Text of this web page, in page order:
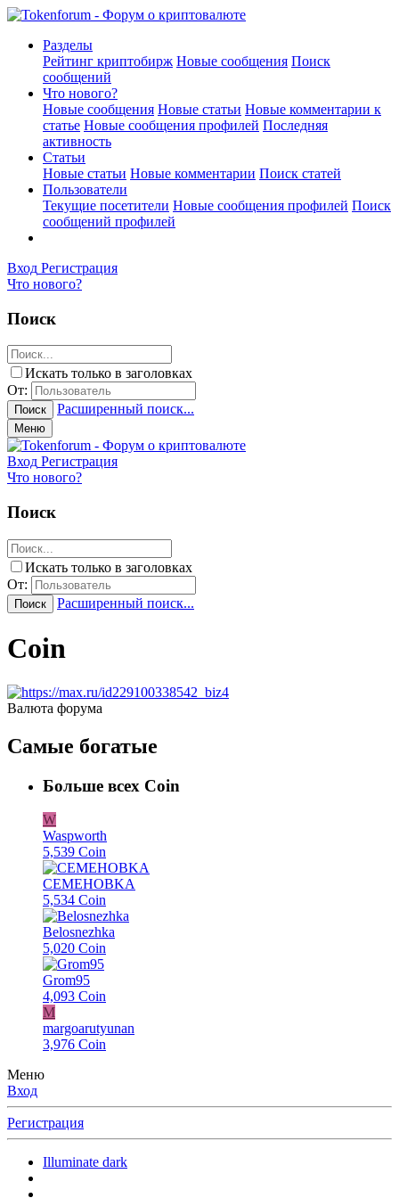
Разделы
Рейтинг криптобирж Новые сообщения Поиск
сообщений
Что нового?
Новые сообщения Новые статьи Новые комментарии к
статье Новые сообщения профилей Последняя
активность
Статьи
Новые статьи Новые комментарии Поиск статей
Пользователи
Текущие посетители Новые сообщения профилей Поиск
сообщений профилей
Вход Регистрация
Что нового?
Поиск
Искать только в заголовках
От:
Поиск Расширенный поиск...
Меню
Вход Регистрация
Что нового?
Поиск
Искать только в заголовках
От:
Поиск Расширенный поиск...
Coin
Валюта форума
Самые богатые
Больше всех Coin
W
Waspworth
5,539 Coin
CEMEHOBKA
5,534 Coin
Belosnezhka
5,020 Coin
Grom95
4,093 Coin
M
margoarutyunan
3,976 Coin
Меню
Вход
Регистрация
Illuminate dark